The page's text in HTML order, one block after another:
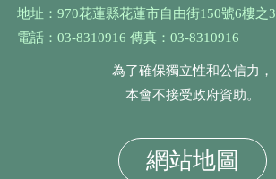
地址：970花蓮縣花蓮市自由街150號6樓之3
電話：03-8310916 傳真：03-8310916
為了確保獨立性和公信力，
本會不接受政府資助。
網站地圖